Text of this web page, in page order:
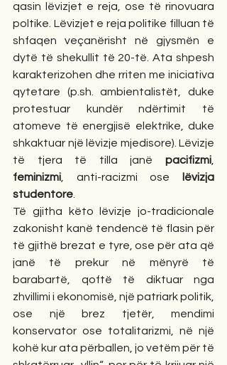
qasin lëvizjet e reja, ose të rinovuara
poltike. Lëvizjet e reja politike filluan të
shfaqen veçanërisht në gjysmën e
dytë të shekullit të 20-të. Ata shpesh
karakterizohen dhe rriten me iniciativa
qytetare (p.sh. ambientalistët, duke
protestuar kundër ndërtimit të
atomeve të energjisë elektrike, duke
shkaktuar një lëvizje mjedisore). Lëvizje
të tjera të tilla janë pacifizmi
feminizmi , anti-racizmi ose
lëvizja
studentore
Të gjitha këto lëvizje jo-tradicionale
zakonisht kanë tendencë të flasin për
të gjithë brezat e tyre, ose për ata që
janë të prekur në mënyrë të
barabartë, qoftë të diktuar nga
zhvillimi i ekonomisë, një patriark politik,
ose një brez tjetër, mendimi
konservator ose totalitarizmi, në një
kohë kur ata përballen, jo vetëm për të